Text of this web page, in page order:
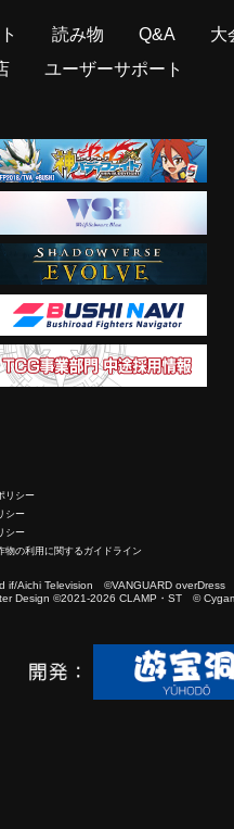
読み物 Q&A
大
ユーザーサポート
リシー
シー
シー
物の利用に関するガイドライン
Television ©VANGUARD
Design ©2021-2026 CLAMP・ST ©